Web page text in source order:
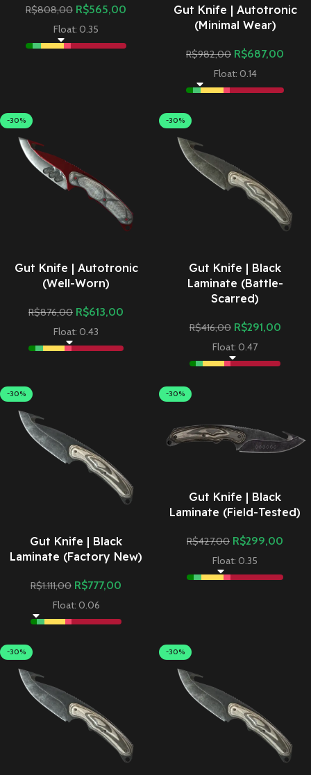
R$808,00 R$565,00
Float: 0.35
Gut Knife | Autotronic
(Minimal Wear)
R$982,00 R$687,00
Float: 0.14
-30%
Gut Knife | Autotronic
(Well-Worn)
R$876,00 R$613,00
Float: 0.43
-30%
Gut Knife | Black
Laminate (Battle-
Scarred)
R$416,00 R$291,00
Float: 0.47
-30%
Gut Knife | Black
Laminate (Factory New)
R$1.111,00 R$777,00
Float: 0.06
-30%
Gut Knife | Black
Laminate (Field-Tested)
R$427,00 R$299,00
Float: 0.35
-30% -30%